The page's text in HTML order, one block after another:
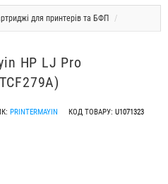
для принтерів та БФП
HP LJ Pro
PRINTERMAYIN КОД ТОВАРУ: U1071323